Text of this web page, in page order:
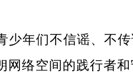
年们不信谣、不
络空间的践行者和